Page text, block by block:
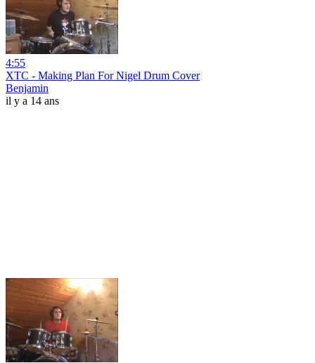
4:55
XTC - Making Plan For Nigel Drum Cover
Benjamin
il y a 14 ans